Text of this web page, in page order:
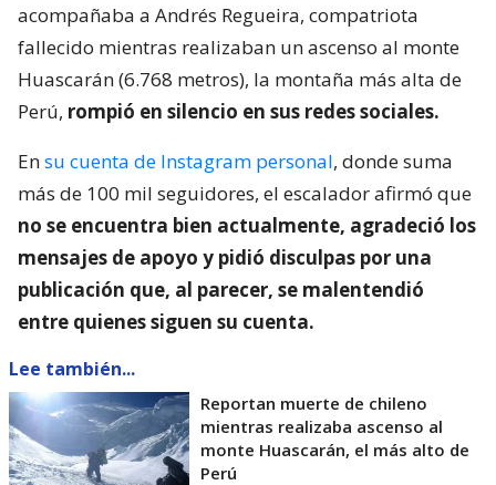
acompañaba a Andrés Regueira, compatriota
fallecido mientras realizaban un ascenso al monte
Huascarán (6.768 metros), la montaña más alta de
Perú, rompió en silencio en sus redes sociales.
Ensu cuenta de Instagram personal, donde suma
más de 100 mil seguidores, el escalador afirmó que
no se encuentra bien actualmente, agradeció los
mensajes de apoyo y pidió disculpas por una
publicación que, al parecer, se malentendió
entre quienes siguen su cuenta.
Lee también...
Reportan muerte de chileno
mientras realizaba ascenso al
monte Huascarán, el más alto de
Perú